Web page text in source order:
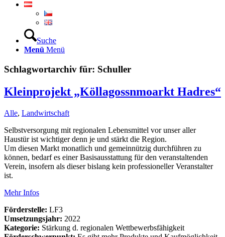
Suche
Menü Menü
Schlagwortarchiv für: Schuller
Kleinprojekt „Köllagossnmoarkt Hadres“
Alle, Landwirtschaft
Selbstversorgung mit regionalen Lebensmittel vor unser aller
Haustür ist wichtiger denn je und stärkt die Region.
Um diesen Markt monatlich und gemeinnützig durchführen zu
können, bedarf es einer Basisausstattung für den veranstaltenden
Verein, insofern als dieser bislang kein professioneller Veranstalter
ist.
Mehr Infos
Förderstelle: LF3
Umsetzungsjahr: 2022
Kategorie: Stärkung d. regionalen Wettbewerbsfähigkeit